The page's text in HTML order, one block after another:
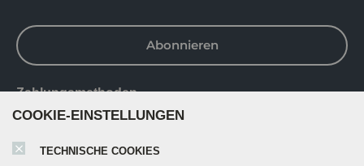
COOKIE-EINSTELLUNGEN
TECHNISCHE COOKIES
Abonnieren
Zahlungsmethoden